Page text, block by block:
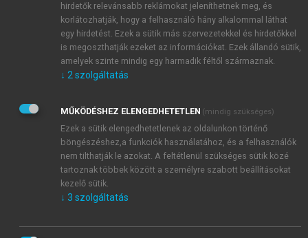
JELSZÓ ÚJRA
Kérek értesítést a MeRSZ újdonságairól, akcióiról.
Kérek értesítést az Akadémiai Kiadó Zrt. újdonságairól,
Adatkezelési tájékoztatóbanfoglaltakat tudomásul
veszem és elfogadom.
Általános vásárlási feltételeket, valamint a szotar.netés a
mersz.huoldalak licencszerződéseiben foglaltakat
tudomásul veszem és elfogadom.
KIPRÓBÁLOM
hirdetők relevánsabb reklámokat jeleníthetnek meg, és
korlátozhatják, hogy a felhasználó hány alkalommal láthat
egy hirdetést. Ezek a sütik más szervezetekkel és hirdetőkkel
is megoszthatják ezeket az információkat. Ezek állandó sütik,
amelyek szinte mindig egy harmadik féltől származnak.
↓ 2 szolgáltatás
MŰKÖDÉSHEZ ELENGEDHETETLEN (mindig szükséges)
Ezek a sütik elengedhetetlenek az oldalunkon történő
böngészéshez,a funkciók használatához, és a felhasználók
nem tilthatják le azokat. A feltétlenül szükséges sütik közé
tartoznak többek között a személyre szabott beállításokat
kezelő sütik.
↓ 3 szolgáltatás